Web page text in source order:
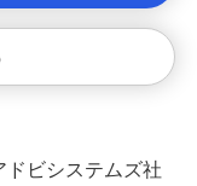
ドビシステムズ社